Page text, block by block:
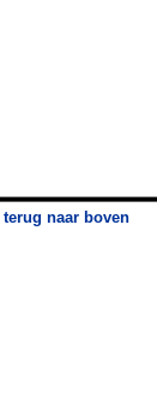
terug naar boven